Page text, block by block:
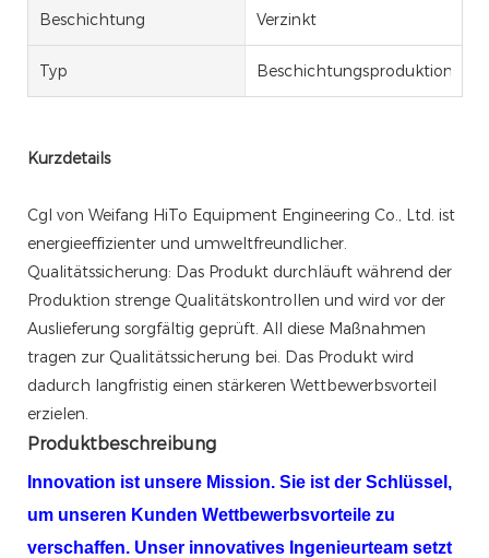
Beschichtung Verzinkt
Typ Beschichtungsproduktionslinie
Kurzdetails
Cgl von Weifang HiTo Equipment Engineering Co., Ltd. ist
energieeffizienter und umweltfreundlicher.
Qualitätssicherung: Das Produkt durchläuft während der
Produktion strenge Qualitätskontrollen und wird vor der
Auslieferung sorgfältig geprüft. All diese Maßnahmen
tragen zur Qualitätssicherung bei. Das Produkt wird
dadurch langfristig einen stärkeren Wettbewerbsvorteil
erzielen.
Produktbeschreibung
Innovation ist unsere Mission. Sie ist der Schlüssel,
um unseren Kunden Wettbewerbsvorteile zu
verschaffen. Unser innovatives Ingenieurteam setzt